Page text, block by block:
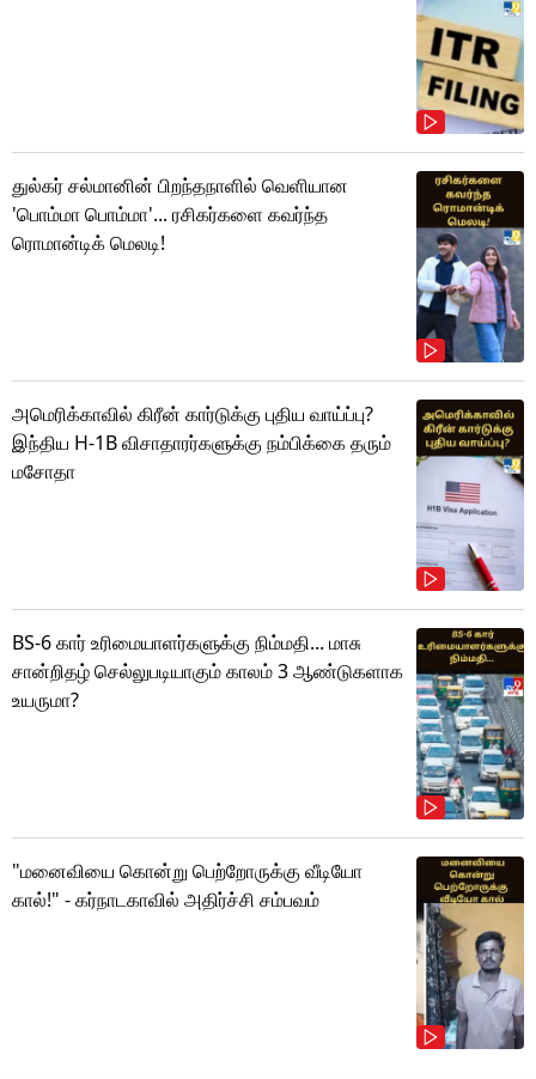
துல்கர் சல்மானின் பிறந்தநாளில் வெளியான
'பொம்மா பொம்மா'... ரசிகர்களை கவர்ந்த
ரொமான்டிக் மெலடி!
அமெரிக்காவில் கிரீன் கார்டுக்கு புதிய வாய்ப்பு?
இந்திய H-1B விசாதாரர்களுக்கு நம்பிக்கை தரும்
மசோதா
BS-6 கார் உரிமையாளர்களுக்கு நிம்மதி... மாசு
சான்றிதழ் செல்லுபடியாகும் காலம் 3 ஆண்டுகளாக
உயருமா?
"மனைவியை கொன்று பெற்றோருக்கு வீடியோ
கால்!" - கர்நாடகாவில் அதிர்ச்சி சம்பவம்